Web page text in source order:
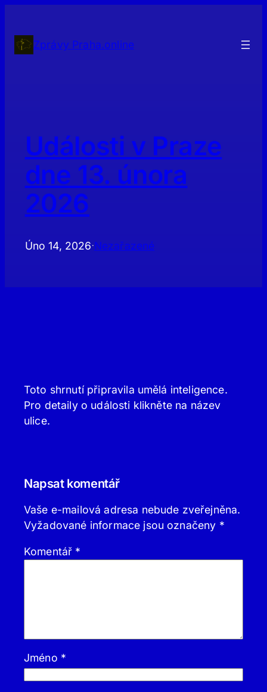
obsahZprávy Praha.online
Události v Praze
dne 13. února
2026
Úno 14, 2026 ·Nezařazené
Toto shrnutí připravila umělá inteligence.
Pro detaily o události klikněte na název
ulice.
Napsat komentář
Vaše e-mailová adresa nebude zveřejněna.
Vyžadované informace jsou označeny *
Komentář *
Jméno *